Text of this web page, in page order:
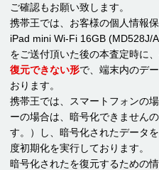
ご確認もお願い致します。
携帯王では、お客様の個人情報
iPad mini Wi-Fi 16GB (MD528J/
をご送付頂いた後の本査定時に
復元できない形で、端末内のデ
おります。
携帯王では、スマートフォンの
ーの場合は、暗号化できません
す。）し、暗号化されたデータ
度初期化を実行しております。
暗号化されたを復元するための